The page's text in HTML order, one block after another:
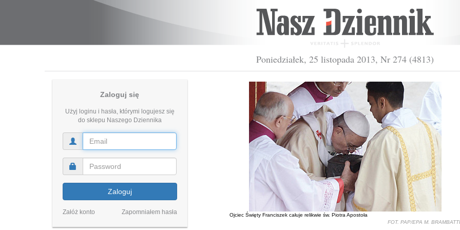
Poniedziałek, 25 listopada 2013, Nr 274 (4813)
Zaloguj się
Użyj loginu i hasła, którymi logujesz się
do sklepu Naszego Dziennika
Zaloguj
Załóż konto Zapomniałem hasła
Ojciec Święty Franciszek całuje relikwie św. Piotra Apostoła
FOT. PAP/EPA M. BRAMBATTI